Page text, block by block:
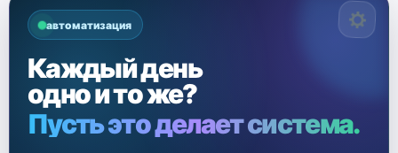
автоматизация
Каждый день
одно и то же?
Пусть это делает система.